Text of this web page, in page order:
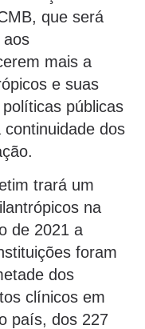
que será
aos
mais a
e suas
públicas
dos
trará um
na
de 2021 a
foram
dos
clínicos em
país, dos 227